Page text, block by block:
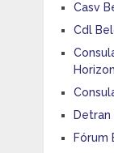
Casv
Cdl
Fórum